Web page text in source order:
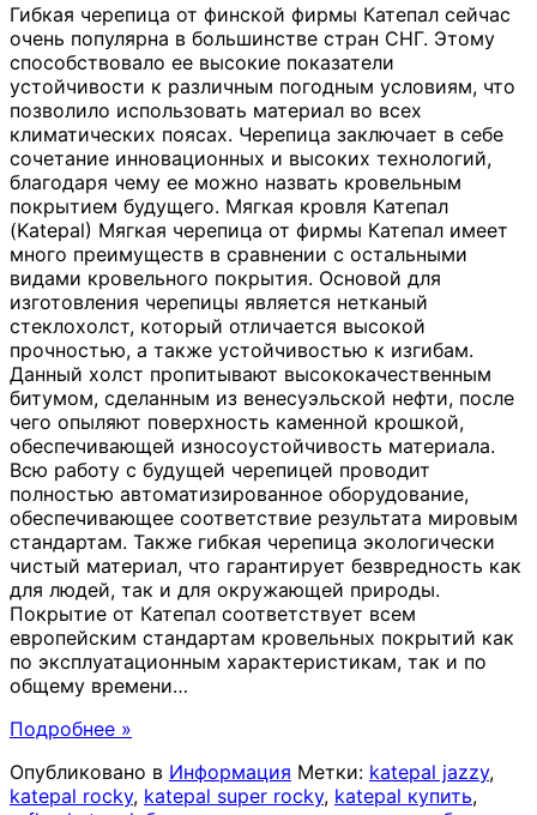
Гибкая черепица от финской фирмы Катепал сейчас
очень популярна в большинстве стран СНГ. Этому
способствовало ее высокие показатели
устойчивости к различным погодным условиям, что
позволило использовать материал во всех
климатических поясах. Черепица заключает в себе
сочетание инновационных и высоких технологий,
благодаря чему ее можно назвать кровельным
покрытием будущего. Мягкая кровля Катепал
(Katepal) Мягкая черепица от фирмы Катепал имеет
много преимуществ в сравнении с остальными
видами кровельного покрытия. Основой для
изготовления черепицы является нетканый
стеклохолст, который отличается высокой
прочностью, а также устойчивостью к изгибам.
Данный холст пропитывают высококачественным
битумом, сделанным из венесуэльской нефти, после
чего опыляют поверхность каменной крошкой,
обеспечивающей износоустойчивость материала.
Всю работу с будущей черепицей проводит
полностью автоматизированное оборудование,
обеспечивающее соответствие результата мировым
стандартам. Также гибкая черепица экологически
чистый материал, что гарантирует безвредность как
для людей, так и для окружающей природы.
Покрытие от Катепал соответствует всем
европейским стандартам кровельных покрытий как
по эксплуатационным характеристикам, так и по
общему времени…
Подробнее »
Опубликовано в Информация Метки: katepal jazzy,
katepal rocky, katepal super rocky, katepal купить,